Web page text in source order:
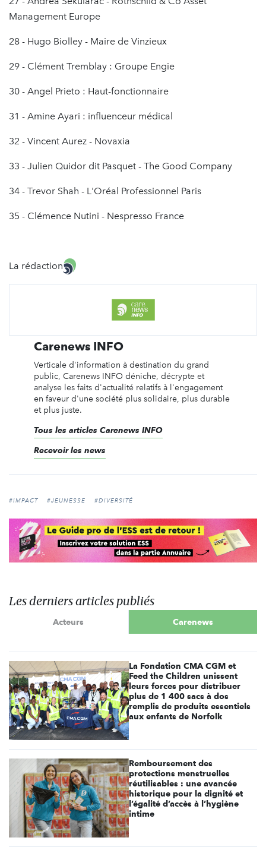
Management Europe
28 - Hugo Biolley - Maire de Vinzieux
29 - Clément Tremblay : Groupe Engie
30 - Angel Prieto : Haut-fonctionnaire
31 - Amine Ayari : influenceur médical
32 - Vincent Aurez - Novaxia
33 - Julien Quidor dit Pasquet - The Good Company
34 - Trevor Shah - L'Oréal Professionnel Paris
35 - Clémence Nutini - Nespresso France
La rédaction
Carenews INFO
Verticale d'information à destination du grand
public, Carenews INFO déniche, décrypte et
analyse les faits d'actualité relatifs à l'engagement
en faveur d'une société plus solidaire, plus durable
et plus juste.
Tous les articles Carenews INFO
Recevoir les news
#IMPACT #JEUNESSE #DIVERSITÉ
Les derniers articles publiés
Acteurs Carenews
La Fondation CMA CGM et
Feed the Children unissent
leurs forces pour distribuer
plus de 1 400 sacs à dos
remplis de produits essentiels
aux enfants de Norfolk
Remboursement des
protections menstruelles
réutilisables : une avancée
historique pour la dignité et
l’égalité d’accès à l’hygiène
intime